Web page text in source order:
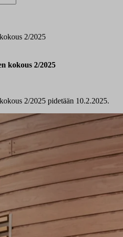
2/2025
kokous 2/2025
2/2025 pidetään 10.2.2025.